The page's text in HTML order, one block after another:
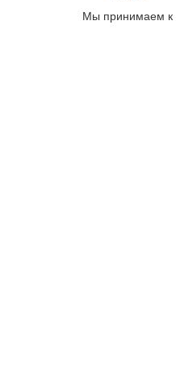
Мы принимаем к